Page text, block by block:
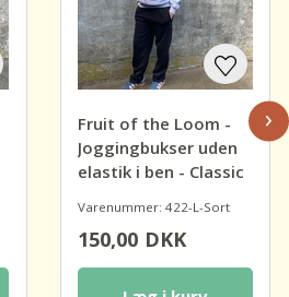
Fruit of the Loom -
Joggingbukser uden
elastik i ben - Classic
Varenummer: 422-L-Sort
150,00DKK
›